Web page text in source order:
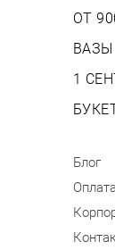
ОТ
ВАЗЫ
1
Блог